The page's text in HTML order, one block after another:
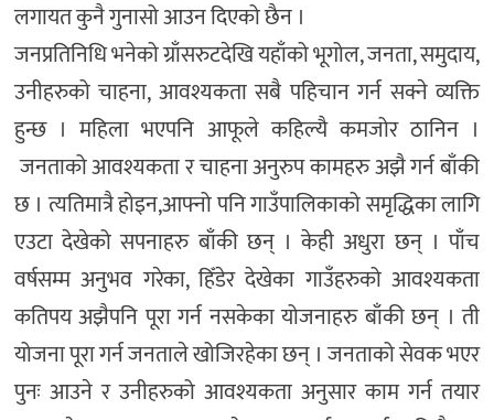
लगायत कुनै गुनासो आउन दिएको छैन ।
जनप्रतिनिधि भनेको ग्राँसरुटदेखि यहाँको भूगोल, जनता, समुदाय,
उनीहरुको चाहना, आवश्यकता सबै पहिचान गर्न सक्ने व्यक्ति
हुन्छ । महिला भएपनि आफूले कहिल्यै कमजोर ठानिन ।
जनताको आवश्यकता र चाहना अनुरुप कामहरु अझै गर्न बाँकी
छ । त्यतिमात्रै होइन,आफ्नो पनि गाउँपालिकाको समृद्धिका लागि
एउटा देखेको सपनाहरु बाँकी छन् । केही अधुरा छन् । पाँच
वर्षसम्म अनुभव गरेका, हिँडेर देखेका गाउँहरुको आवश्यकता
कतिपय अझैपनि पूरा गर्न नसकेका योजनाहरु बाँकी छन् । ती
योजना पूरा गर्न जनताले खोजिरहेका छन् । जनताको सेवक भएर
पुनः आउने र उनीहरुको आवश्यकता अनुसार काम गर्न तयार